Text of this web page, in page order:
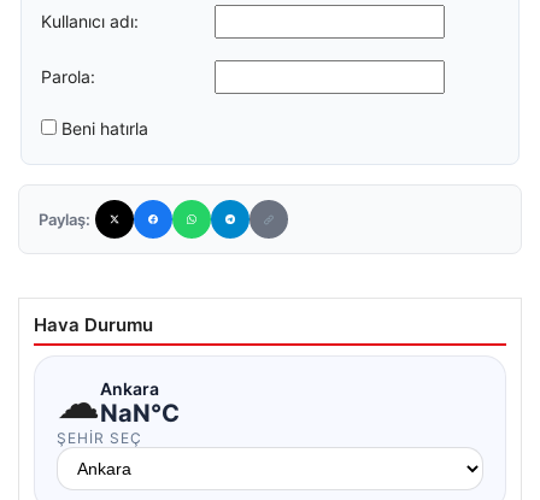
Kullanıcı adı:
Parola:
Beni hatırla
Paylaş:
Hava Durumu
☁Ankara
NaN°C
ŞEHIR SEÇ